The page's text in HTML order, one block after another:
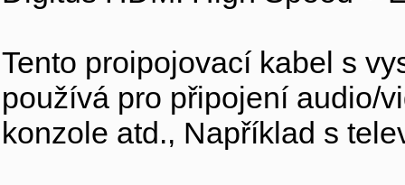
Tento proipojovací kabel s
používá pro připojení audio/
konzole atd., Například s